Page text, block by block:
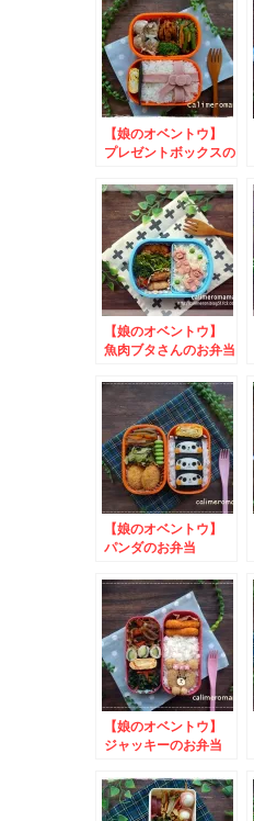
【娘のオベントウ】
プレゼントボックスの
【娘のオベントウ】
魚肉ブタさんのお弁当
【娘のオベントウ】
パンダのお弁当
【娘のオベントウ】
ジャッキーのお弁当